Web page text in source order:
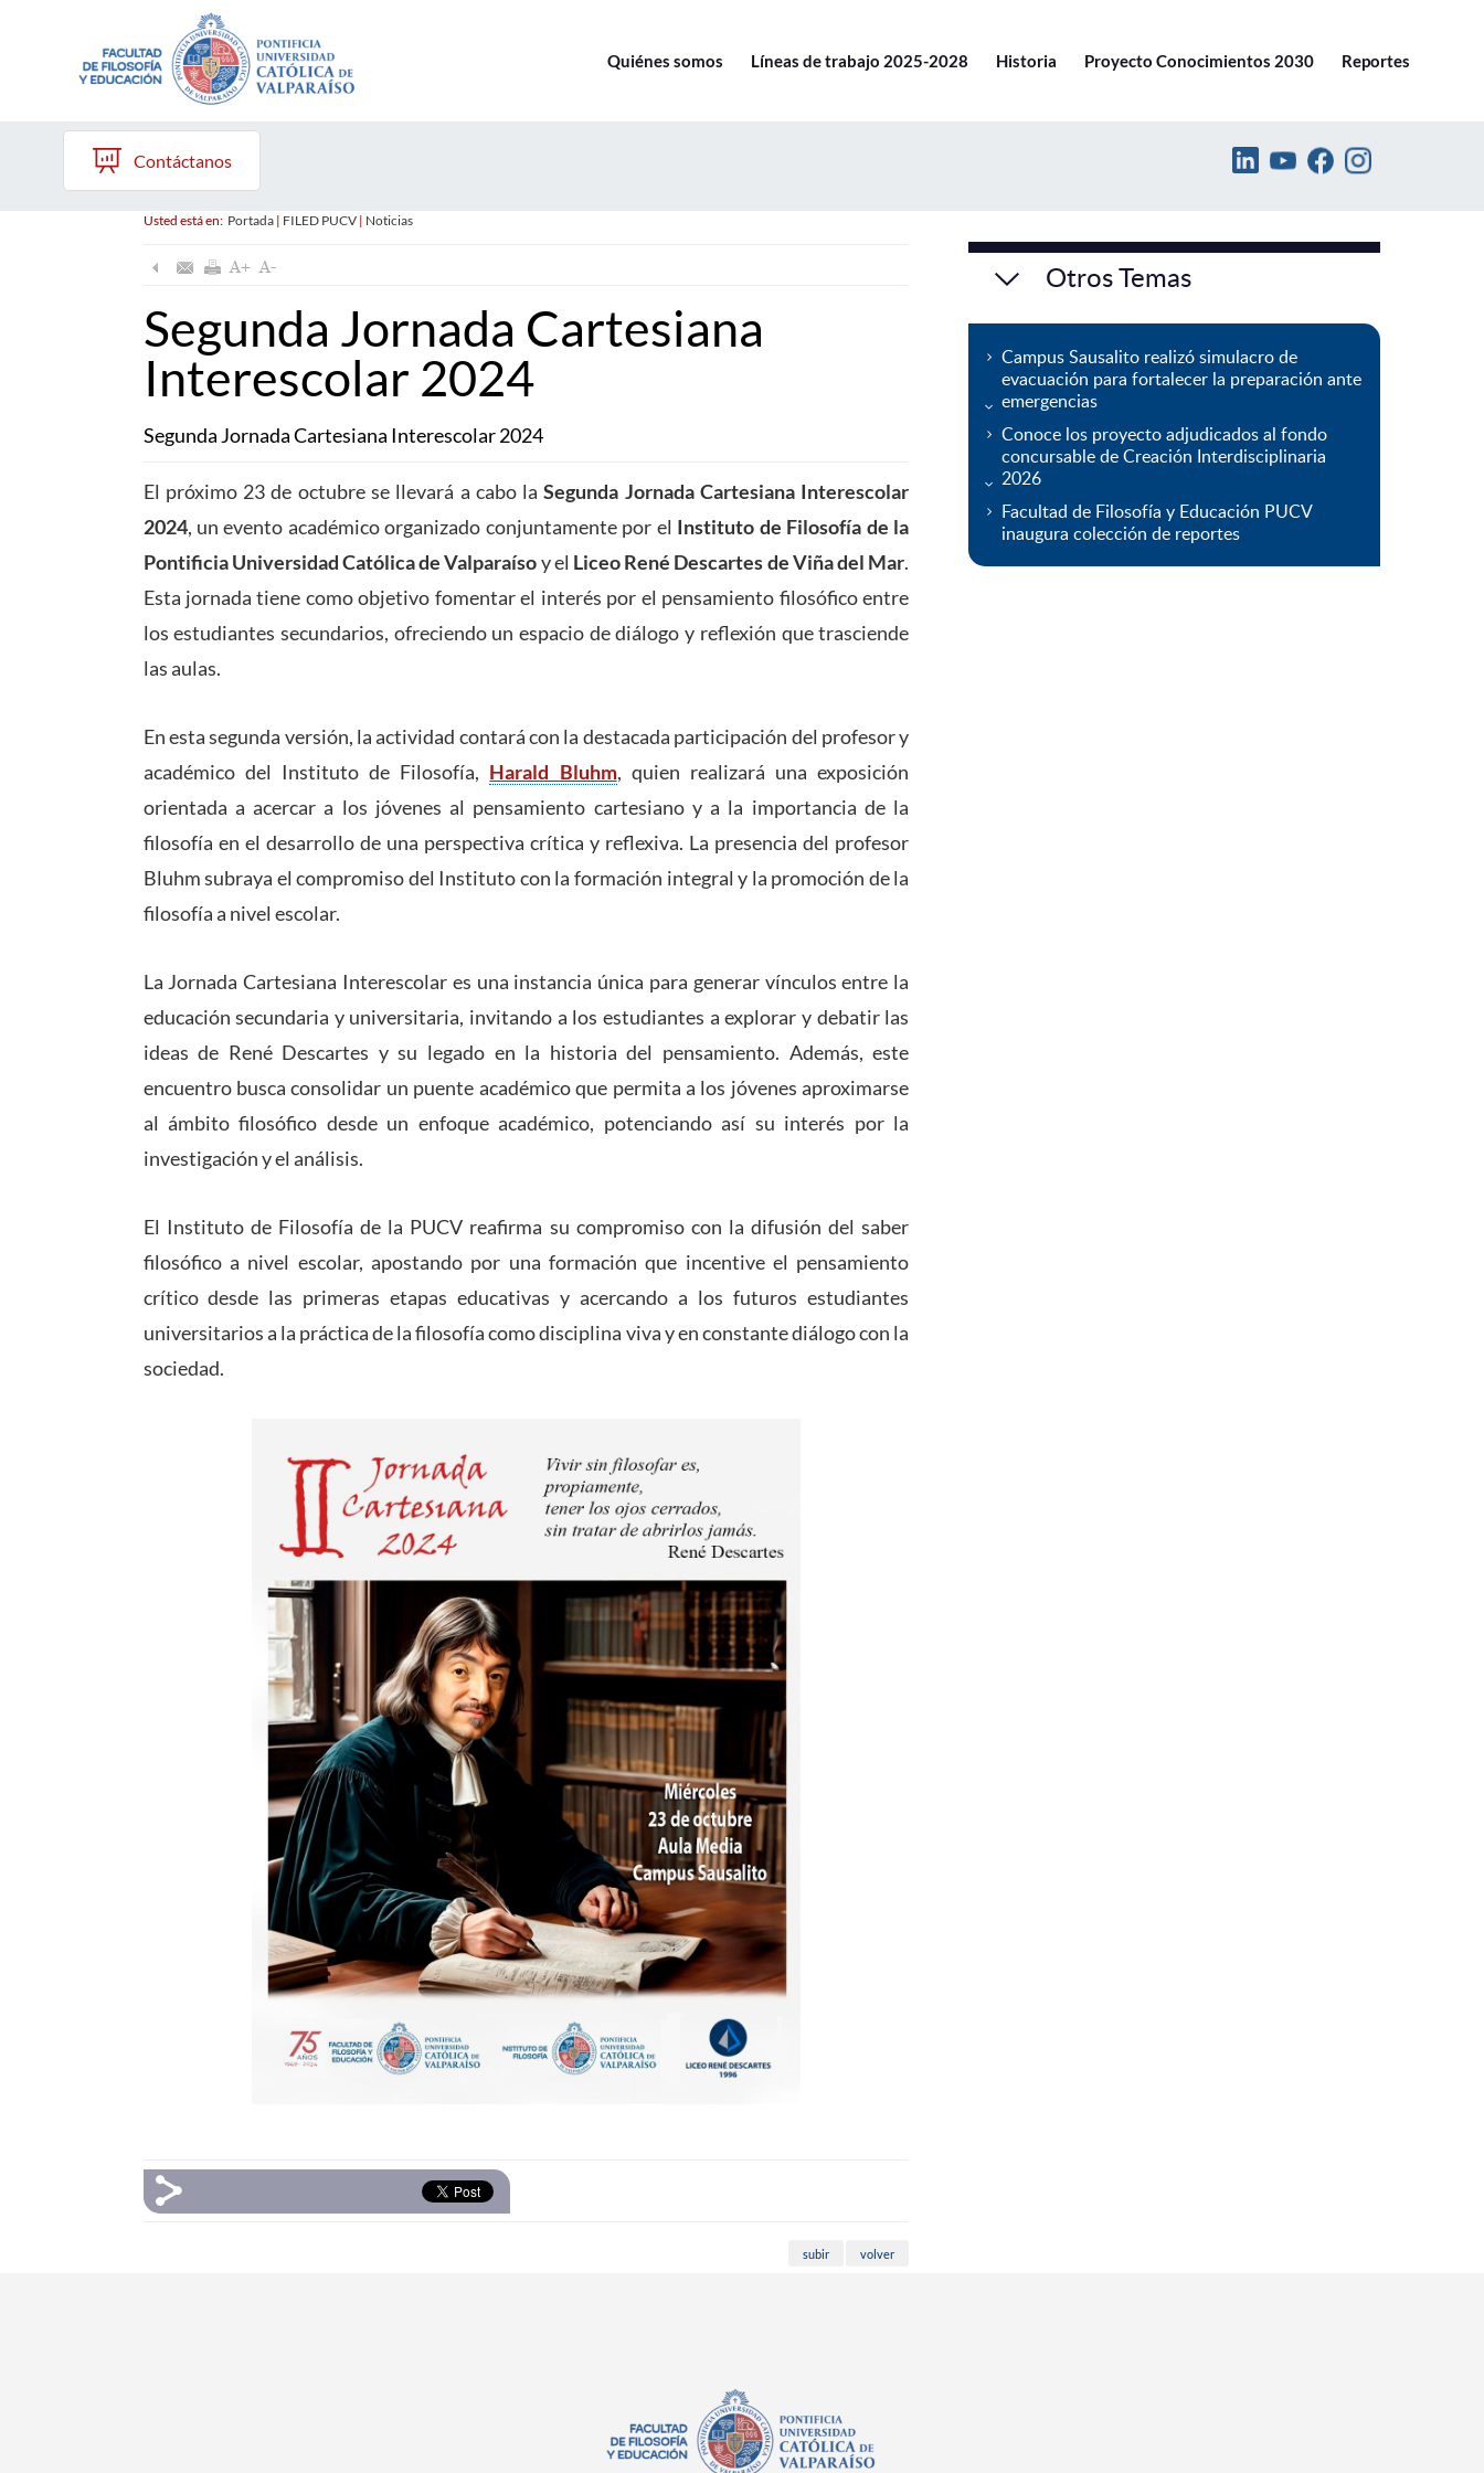
Quiénes somos Líneas de trabajo 2025-2028 Historia Proyecto Conocimientos 2030 Reportes
Contáctanos
Usted está en: Portada| FILED PUCV| Noticias
Segunda Jornada Cartesiana
Interescolar 2024
Segunda Jornada Cartesiana Interescolar 2024
El próximo 23 de octubre se llevará a cabo la Segunda Jornada Cartesiana Interescolar
2024, un evento académico organizado conjuntamente por el Instituto de Filosofía de la
Pontificia Universidad Católica de Valparaísoy el Liceo René Descartes de Viña del Mar.
Esta jornada tiene como objetivo fomentar el interés por el pensamiento filosófico entre
los estudiantes secundarios, ofreciendo un espacio de diálogo y reflexión que trasciende
las aulas.
En esta segunda versión, la actividad contará con la destacada participación del profesor y
académico del Instituto de Filosofía, Harald Bluhm, quien realizará una exposición
orientada a acercar a los jóvenes al pensamiento cartesiano y a la importancia de la
filosofía en el desarrollo de una perspectiva crítica y reflexiva. La presencia del profesor
Bluhm subraya el compromiso del Instituto con la formación integral y la promoción de la
filosofía a nivel escolar.
La Jornada Cartesiana Interescolar es una instancia única para generar vínculos entre la
educación secundaria y universitaria, invitando a los estudiantes a explorar y debatir las
ideas de René Descartes y su legado en la historia del pensamiento. Además, este
encuentro busca consolidar un puente académico que permita a los jóvenes aproximarse
al ámbito filosófico desde un enfoque académico, potenciando así su interés por la
investigación y el análisis.
El Instituto de Filosofía de la PUCV reafirma su compromiso con la difusión del saber
filosófico a nivel escolar, apostando por una formación que incentive el pensamiento
crítico desde las primeras etapas educativas y acercando a los futuros estudiantes
universitarios a la práctica de la filosofía como disciplina viva y en constante diálogo con la
sociedad.
subir volver
Otros Temas
Campus Sausalito realizó simulacro de
evacuación para fortalecer la preparación ante
emergencias
Conoce los proyecto adjudicados al fondo
concursable de Creación Interdisciplinaria
2026
Facultad de Filosofía y Educación PUCV
inaugura colección de reportes